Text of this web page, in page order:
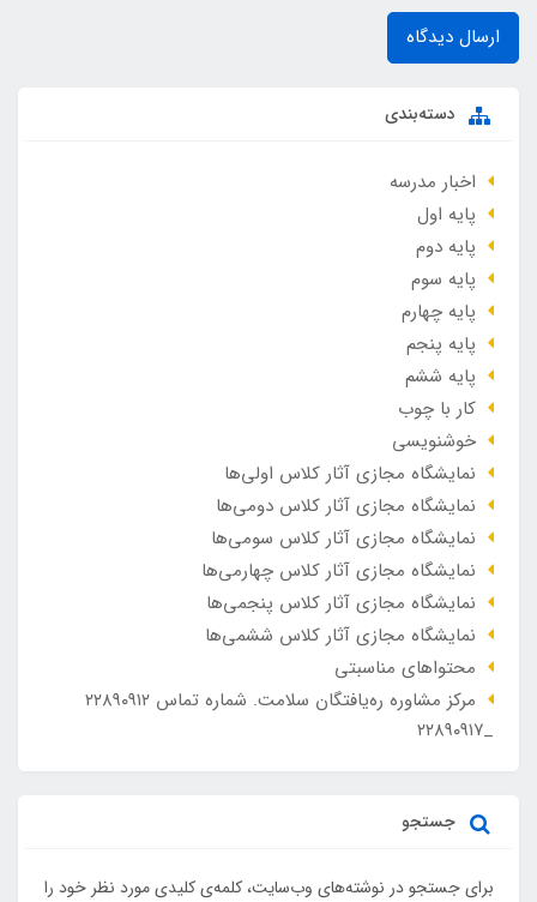
ارسال دیدگاه
دسته‌بندی
اخبار مدرسه
پایه اول
پایه دوم
پایه سوم
پایه چهارم
پایه پنجم
پایه ششم
کار با چوب
خوشنویسی
نمایشگاه مجازی آثار کلاس اولی‌ها
نمایشگاه مجازی آثار کلاس دومی‌ها
نمایشگاه مجازی آثار کلاس سومی‌ها
نمایشگاه مجازی آثار کلاس چهارمی‌ها
نمایشگاه مجازی آثار کلاس پنجمی‌ها
نمایشگاه مجازی آثار کلاس ششمی‌ها
محتواهای مناسبتی
مرکز مشاوره ره‌یافتگان سلامت. شماره تماس ۲۲۸۹۰۹۱۲
_۲۲۸۹۰۹۱۷
جستجو
برای جستجو در نوشته‌های وب‌سایت، کلمه‌ی کلیدی مورد نظر خود را